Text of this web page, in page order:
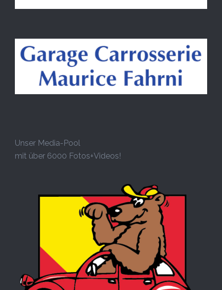
Unser Media-Pool
mit über 6000 Fotos+Videos!